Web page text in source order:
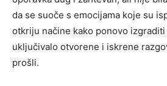
da se suoče s emocijama koje su
otkriju načine kako ponovo
uključivalo otvorene i iskrene
prošli.